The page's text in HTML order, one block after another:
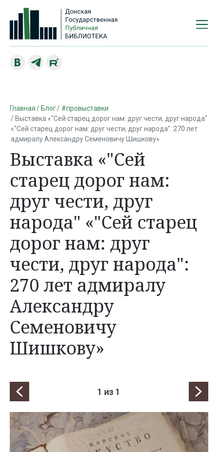
Главная Блог
#провыставки
Выставка «"Сей старец дорог нам: друг чести, друг народа"
«"Сей старец дорог нам: друг чести, друг народа": 270 лет
адмиралу Александру Семеновичу Шишкову»
Выставка «"Сей
старец дорог нам:
друг чести, друг
народа" «"Сей старец
дорог нам: друг
чести, друг народа":
270 лет адмиралу
Александру
Семеновичу
Шишкову»
1 из 1